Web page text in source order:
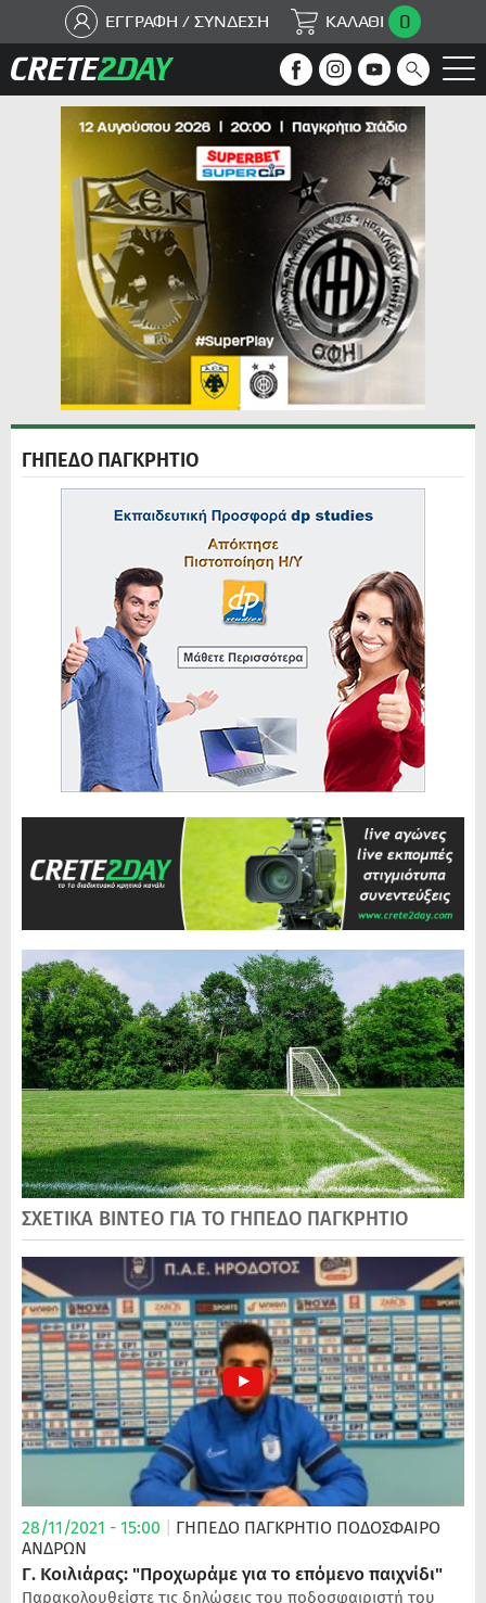
ΕΓΓΡΑΦΗ / ΣΥΝΔΕΣΗ ΚΑΛΑΘΙ 0
ΓΗΠΕΔΟ ΠΑΓΚΡΗΤΙΟ
ΣΧΕΤΙΚΑ ΒΙΝΤΕΟ ΓΙΑ ΤΟ ΓΗΠΕΔΟ ΠΑΓΚΡΗΤΙΟ
28/11/2021 - 15:00 ΓΗΠΕΔΟ ΠΑΓΚΡΗΤΙΟ ΠΟΔΌΣΦΑΙΡΟ
ΑΝΔΡΏΝ
Γ. Κοιλιάρας: "Προχωράμε για το επόμενο παιχνίδι"
Παρακολουθείστε τις δηλώσεις του ποδοσφαιριστή του